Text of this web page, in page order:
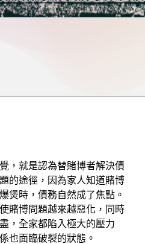
，就是認為替賭博者解決債
的途徑，因為家人知道賭博
煲時，債務自然成了焦點。
賭博問題越來越惡化，同時
，全家都陷入極大的壓力
也面臨破裂的狀態。